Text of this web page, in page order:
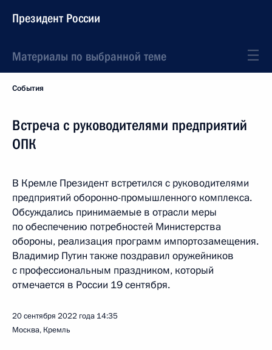
Президент России
Материалы по выбранной теме
События
Встреча с руководителями предприятий
ОПК
В Кремле Президент встретился с руководителями
предприятий оборонно-промышленного комплекса.
Обсуждались принимаемые в отрасли меры
по обеспечению потребностей Министерства
обороны, реализация программ импортозамещения.
Владимир Путин также поздравил оружейников
с профессиональным праздником, который
отмечается в России 19 сентября.
20 сентября 2022 года 14:35
Москва, Кремль